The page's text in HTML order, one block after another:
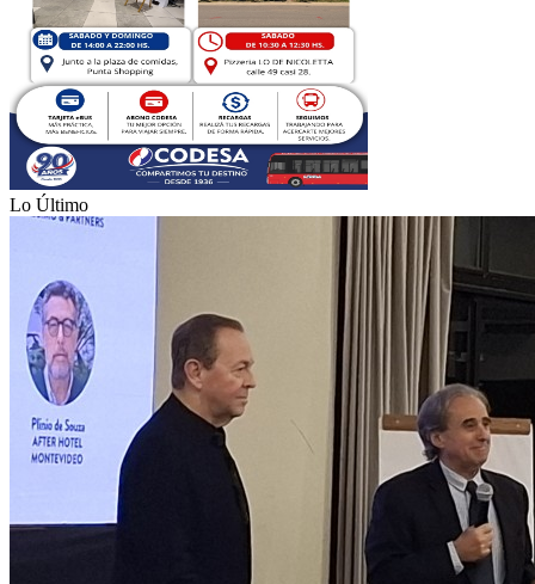
Lo Último